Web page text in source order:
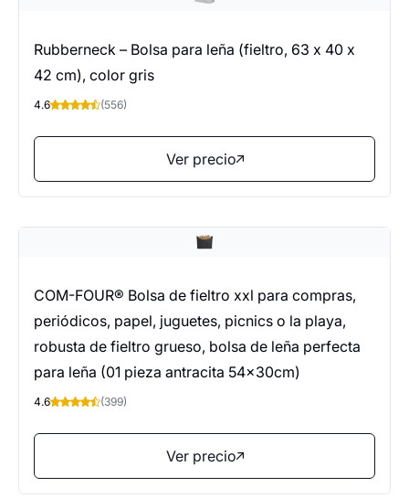
Rubberneck – Bolsa para leña (fieltro, 63 x 40 x
42 cm), color gris
4.6 (556)
Ver precio
COM-FOUR® Bolsa de fieltro xxl para compras,
periódicos, papel, juguetes, picnics o la playa,
robusta de fieltro grueso, bolsa de leña perfecta
para leña (01 pieza antracita 54x30cm)
4.6 (399)
Ver precio